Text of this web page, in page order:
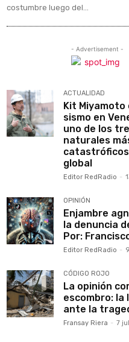
costumbre luego del...
- Advertisement -
ACTUALIDAD
Kit Miyamoto
sismo en
uno de los
naturales
catastróficos
global
Editor RedRadio -
OPINIÓN
Enjambre
la denuncia
Por:
Editor RedRadio -
CÓDIGO ROJO
La opinión
escombro: la
ante la
Fransay Riera - 7